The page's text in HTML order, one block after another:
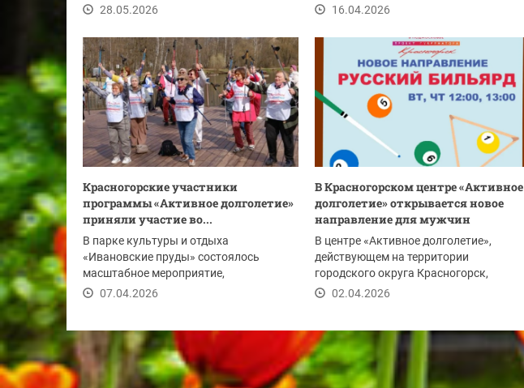
преддверии Дня...
28.05.2026
Теперь участники...
16.04.2026
Красногорские участники
программы «Активное долголетие»
приняли участие во...
В парке культуры и отдыха
«Ивановские пруды» состоялось
масштабное мероприятие,
приуроченное ко Всемирному дню...
07.04.2026
В Красногорском центре «Активное
долголетие» открывается новое
направление для мужчин
В центре «Активное долголетие»,
действующем на территории
городского округа Красногорск,
стартует новое досуговое...
02.04.2026